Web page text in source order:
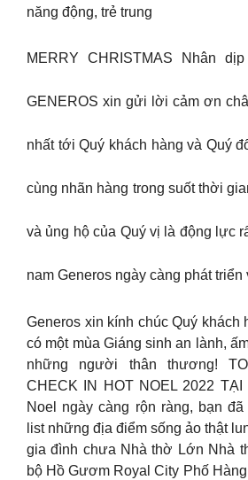
năng động, trẻ trung
MERRY CHRISTMAS Nhân
GENEROS xin gửi lời cảm ơn
nhất tới Quý khách hàng và Quý
cùng nhãn hàng trong suốt thời
và ủng hộ của Quý vị là động lực
nam Generos ngày càng phát triển
Generos xin kính chúc Quý khách
có một mùa Giáng sinh an lành,
những người thân thương!
CHECK IN HOT NOEL 2022
Noel ngày càng rộn ràng, bạn
list những địa điểm sống ảo thật
gia đình chưa Nhà thờ Lớn Nhà
bộ Hồ Gươm Royal City Phố